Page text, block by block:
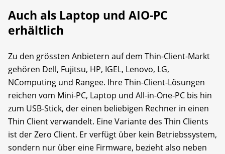
Auch als Laptop und AIO-PC
erhältlich
Zu den grössten Anbietern auf dem Thin-Client-Markt
gehören Dell, Fujitsu, HP, IGEL, Lenovo, LG,
NComputing und Rangee. Ihre Thin-Client-Lösungen
reichen vom Mini-PC, Laptop und All-in-One-PC bis hin
zum USB-Stick, der einen beliebigen Rechner in einen
Thin Client verwandelt. Eine Variante des Thin Clients
ist der Zero Client. Er verfügt über kein Betriebssystem,
sondern nur über eine Firmware, bezieht also neben